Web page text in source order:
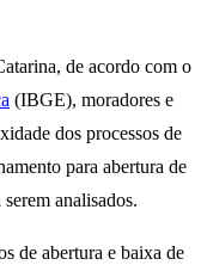
de acordo com o
(IBGE), moradores e
dos processos de
para abertura de
analisados.
de abertura e baixa de